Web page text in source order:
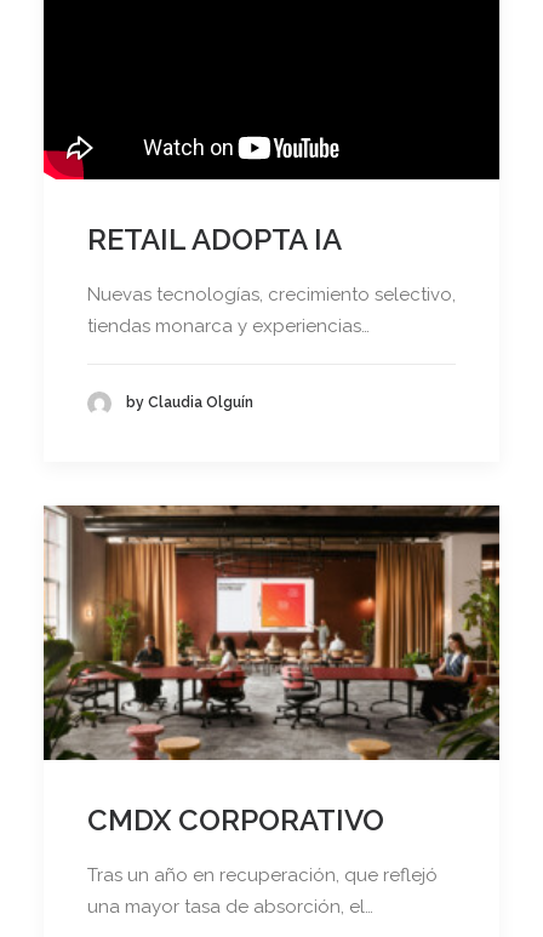
RETAIL ADOPTA IA
Nuevas tecnologías, crecimiento selectivo,
tiendas monarca y experiencias…
by Claudia Olguín
CMDX CORPORATIVO
Tras un año en recuperación, que reflejó
una mayor tasa de absorción, el…